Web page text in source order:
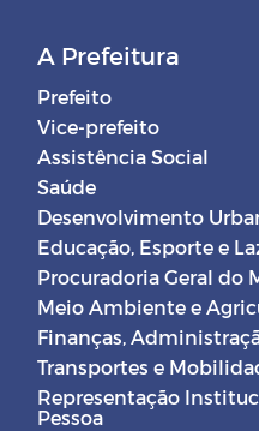
A Prefeitura
Prefeito
Vice-prefeito
Assistência Social
Saúde
Desenvolvimento
Educação, Esporte e
Procuradoria Geral do
Meio Ambiente e
Finanças,
Transportes e
Representação
Pessoa